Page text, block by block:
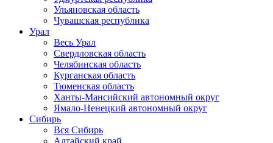
Ульяновская область
Чувашская республика
Урал
Весь Урал
Свердловская область
Челябинская область
Курганская область
Тюменская область
Ханты-Мансийский автономный округ
Ямало-Ненецкий автономный округ
Сибирь
Вся Сибирь
Алтайский край